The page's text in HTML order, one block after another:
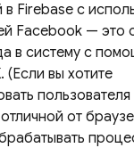
в Firebase с
Facebook — это
в систему с
(Если вы хотите
от